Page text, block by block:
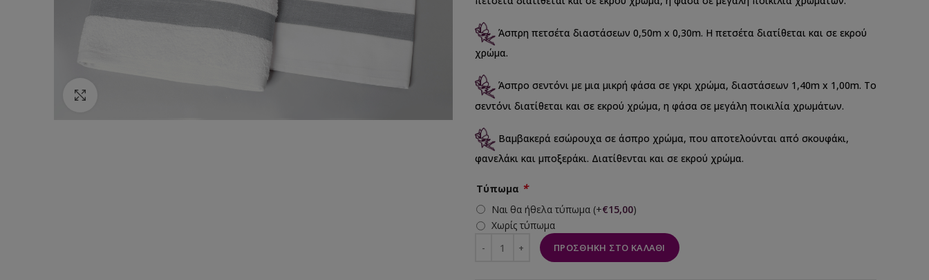
Άσπρη πετσέτα διαστάσεων 0,50m x 0,30m. Η πετσέτα διατίθεται και σε εκρού
χρώμα.
Άσπρο σεντόνι με μια μικρή φάσα σε γκρι χρώμα, διαστάσεων 1,40m x 1,00m. Το
σεντόνι διατίθεται και σε εκρού χρώμα, η φάσα σε μεγάλη ποικιλία χρωμάτων.
Βαμβακερά εσώρουχα σε άσπρο χρώμα, που αποτελούνται από σκουφάκι,
φανελάκι και μποξεράκι. Διατίθενται και σε εκρού χρώμα.
Τύπωμα *
Ναι θα ήθελα τύπωμα (+€15,00)
Χωρίς τύπωμα
ΠΡΟΣΘΉΚΗ ΣΤΟ ΚΑΛΆΘΙ